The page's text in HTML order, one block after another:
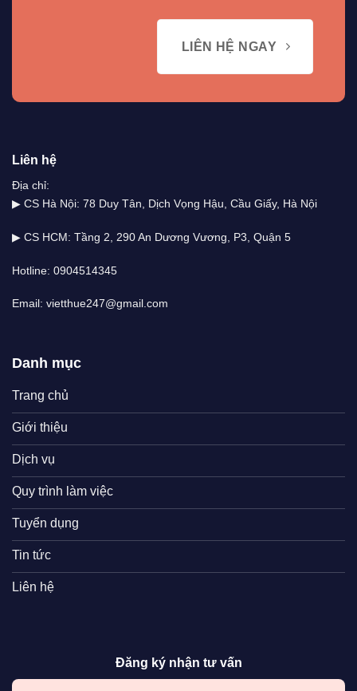
LIÊN HỆ NGAY
Liên hệ
Địa chỉ:
▶ CS Hà Nội: 78 Duy Tân, Dịch Vọng Hậu, Cầu Giấy, Hà Nội
▶ CS HCM: Tầng 2, 290 An Dương Vương, P3, Quận 5
Hotline: 0904514345
Email: vietthue247@gmail.com
Danh mục
Trang chủ
Giới thiệu
Dịch vụ
Quy trình làm việc
Tuyển dụng
Tin tức
Liên hệ
Đăng ký nhận tư vấn